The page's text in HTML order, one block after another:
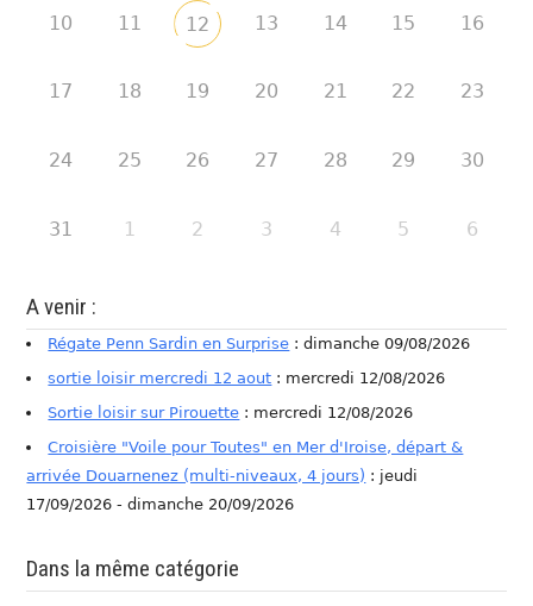
10 11 12 13 14 15 16
17 18 19 20 21 22 23
24 25 26 27 28 29 30
31 1 2 3 4 5 6
A venir :
Régate Penn Sardin en Surprise : dimanche 09/08/2026
sortie loisir mercredi 12 aout : mercredi 12/08/2026
Sortie loisir sur Pirouette : mercredi 12/08/2026
Croisière "Voile pour Toutes" en Mer d'Iroise, départ &
arrivée Douarnenez (multi-niveaux, 4 jours) : jeudi
17/09/2026 - dimanche 20/09/2026
Dans la même catégorie